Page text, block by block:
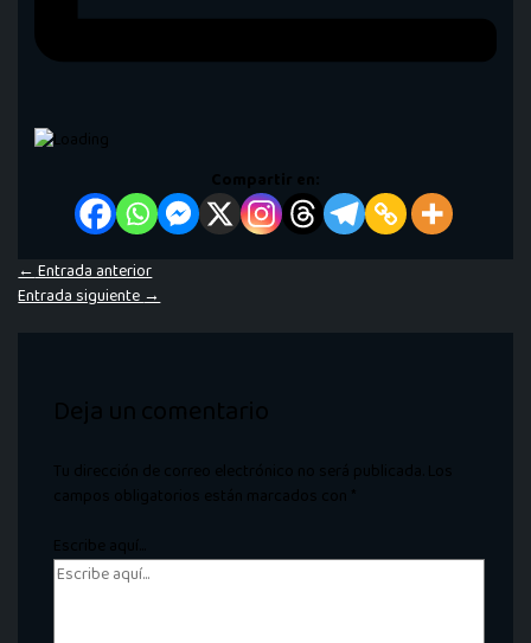
Compartir en:
←Entrada anterior
Entrada siguiente→
Deja un comentario
Tu dirección de correo electrónico no será publicada. Los
campos obligatorios están marcados con *
Escribe aquí...